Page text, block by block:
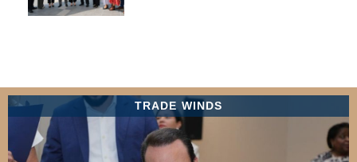
TRADE WINDS